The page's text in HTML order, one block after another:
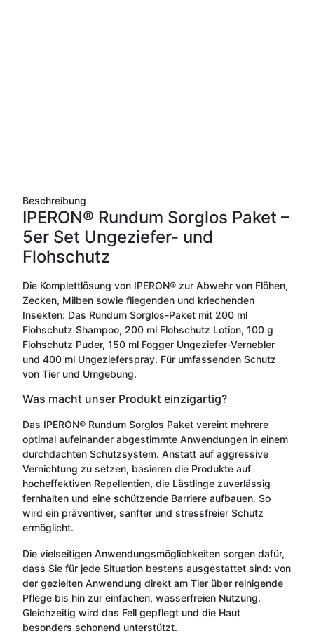
Beschreibung
IPERON® Rundum Sorglos Paket –
5er Set Ungeziefer- und
Flohschutz
Die Komplettlösung von IPERON® zur Abwehr von Flöhen,
Zecken, Milben sowie fliegenden und kriechenden
Insekten: Das Rundum Sorglos-Paket mit 200 ml
Flohschutz Shampoo, 200 ml Flohschutz Lotion, 100 g
Flohschutz Puder, 150 ml Fogger Ungeziefer-Vernebler
und 400 ml Ungezieferspray. Für umfassenden Schutz
von Tier und Umgebung.
Was macht unser Produkt einzigartig?
Das IPERON® Rundum Sorglos Paket vereint mehrere
optimal aufeinander abgestimmte Anwendungen in einem
durchdachten Schutzsystem. Anstatt auf aggressive
Vernichtung zu setzen, basieren die Produkte auf
hocheffektiven Repellentien, die Lästlinge zuverlässig
fernhalten und eine schützende Barriere aufbauen. So
wird ein präventiver, sanfter und stressfreier Schutz
ermöglicht.
Die vielseitigen Anwendungsmöglichkeiten sorgen dafür,
dass Sie für jede Situation bestens ausgestattet sind: von
der gezielten Anwendung direkt am Tier über reinigende
Pflege bis hin zur einfachen, wasserfreien Nutzung.
Gleichzeitig wird das Fell gepflegt und die Haut
besonders schonend unterstützt.